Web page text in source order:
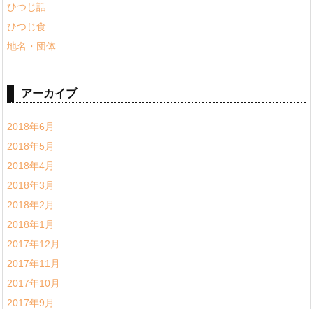
ひつじ話
ひつじ食
地名・団体
アーカイブ
2018年6月
2018年5月
2018年4月
2018年3月
2018年2月
2018年1月
2017年12月
2017年11月
2017年10月
2017年9月